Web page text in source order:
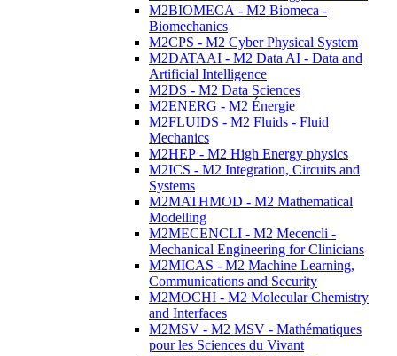
M2BIOMECA - M2 Biomeca -
Biomechanics
M2CPS - M2 Cyber Physical System
M2DATAAI - M2 Data AI - Data and
Artificial Intelligence
M2DS - M2 Data Sciences
M2ENERG - M2 Énergie
M2FLUIDS - M2 Fluids - Fluid
Mechanics
M2HEP - M2 High Energy physics
M2ICS - M2 Integration, Circuits and
Systems
M2MATHMOD - M2 Mathematical
Modelling
M2MECENCLI - M2 Mecencli -
Mechanical Engineering for Clinicians
M2MICAS - M2 Machine Learning,
Communications and Security
M2MOCHI - M2 Molecular Chemistry
and Interfaces
M2MSV - M2 MSV - Mathématiques
pour les Sciences du Vivant